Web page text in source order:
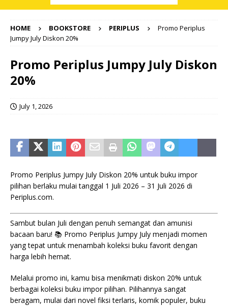
HOME BOOKSTORE PERIPLUS
Promo Periplus
Jumpy July Diskon 20%
Promo Periplus Jumpy July Diskon
20%
July 1, 2026
Promo Periplus Jumpy July Diskon 20% untuk buku impor
pilihan berlaku mulai tanggal 1 Juli 2026 – 31 Juli 2026 di
Periplus.com.
Sambut bulan Juli dengan penuh semangat dan amunisi
bacaan baru! 📚 Promo Periplus Jumpy July menjadi momen
yang tepat untuk menambah koleksi buku favorit dengan
harga lebih hemat.
Melalui promo ini, kamu bisa menikmati diskon 20% untuk
berbagai koleksi buku impor pilihan. Pilihannya sangat
beragam, mulai dari novel fiksi terlaris, komik populer, buku